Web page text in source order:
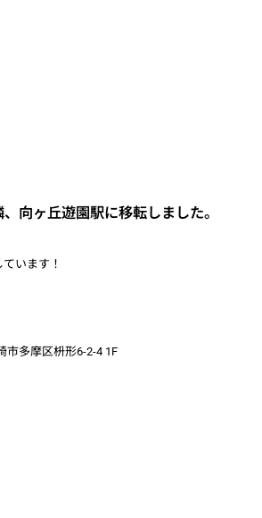
向ヶ丘遊園駅に移転しました。
います！
市多摩区枡形6-2-4 1F